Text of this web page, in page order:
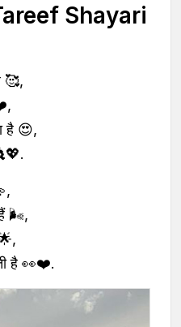
Shayari
🥰,
है 😍,
हैं 🌬️,
है 👀❤️.